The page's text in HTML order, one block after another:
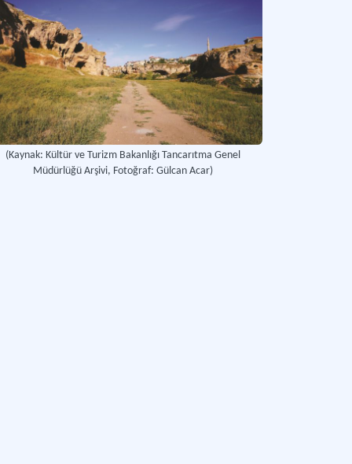
(Kaynak: Kültür ve Turizm Bakanlığı Tancarıtma Genel
Müdürlüğü Arşivi, Fotoğraf: Gülcan Acar)